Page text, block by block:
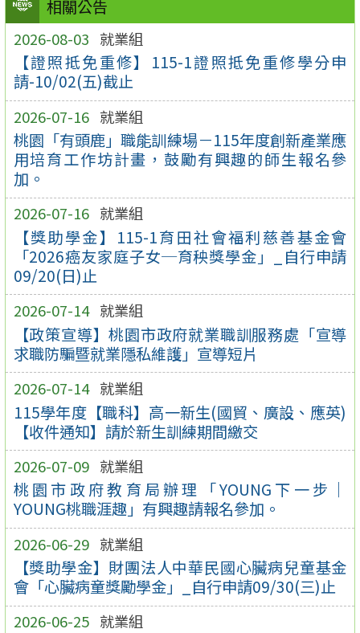
相關公告
2026-08-03 就業組
【證照抵免重修】115-1證照抵免重修學分申
請-10/02(五)截止
2026-07-16 就業組
桃園「有頭鹿」職能訓練場－115年度創新產業應
用培育工作坊計畫，鼓勵有興趣的師生報名參
加。
2026-07-16 就業組
【獎助學金】115-1育田社會福利慈善基金會
「2026癌友家庭子女─育秧獎學金」_自行申請
09/20(日)止
2026-07-14 就業組
【政策宣導】桃園市政府就業職訓服務處「宣導
求職防騙暨就業隱私維護」宣導短片
2026-07-14 就業組
115學年度【職科】高一新生(國貿、廣設、應英)
【收件通知】請於新生訓練期間繳交
2026-07-09 就業組
桃園市政府教育局辦理「YOUNG下一步｜
YOUNG桃職涯趣」有興趣請報名參加。
2026-06-29 就業組
【獎助學金】財團法人中華民國心臟病兒童基金
會「心臟病童獎勵學金」_自行申請09/30(三)止
2026-06-25 就業組